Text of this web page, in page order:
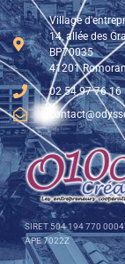
SIRET 504 194 770
APE 7022Z
Village
14, allée des
BP70035
41201
02 54 97 76 16